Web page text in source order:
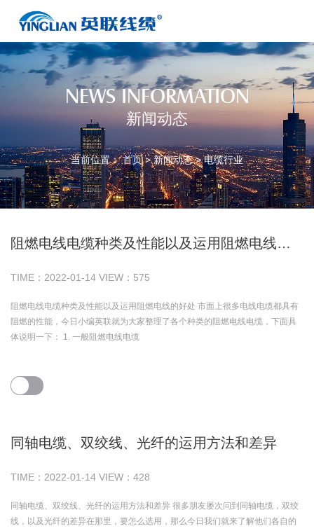
NEWS INFORMATION
新闻动态
当前位置：首页>新闻动态>电缆行业
阻燃电线电缆种类及性能以及运用阻燃电线的好处
TIME： 2022-01-14 VIEW： 575
阻燃电线电缆种类及性能以及运用阻燃电线的好处 市面上很多电线电缆都具有
阻燃的性能，今日小编英联就为大家整理了各个种类的阻燃电线电缆，下面具
体说明一下： 1. 一般阻燃电线电缆
同轴电缆、双绞线、光纤的运用方法和差异
TIME： 2022-01-14 VIEW： 428
同轴电缆、双绞线、光纤的运用方法和差异 很多朋友屡次问到同轴电缆，双绞
线，以及光纤的差异在那里，要怎么选用，那么今日我们就来了解他们各自的